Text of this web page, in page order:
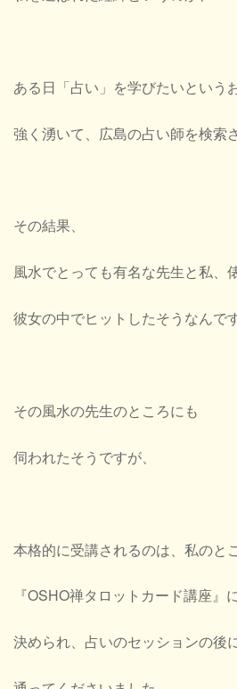
ある日「占い」を学びたいという
強く湧いて、広島の占い師を検索
その結果、
風水でとっても有名な先生と私、
彼女の中でヒットしたそうなんです
その風水の先生のところにも
伺われたそうですが、
本格的に受講されるのは、私のと
『OSHO禅タロットカード講座』
決められ、占いのセッションの後